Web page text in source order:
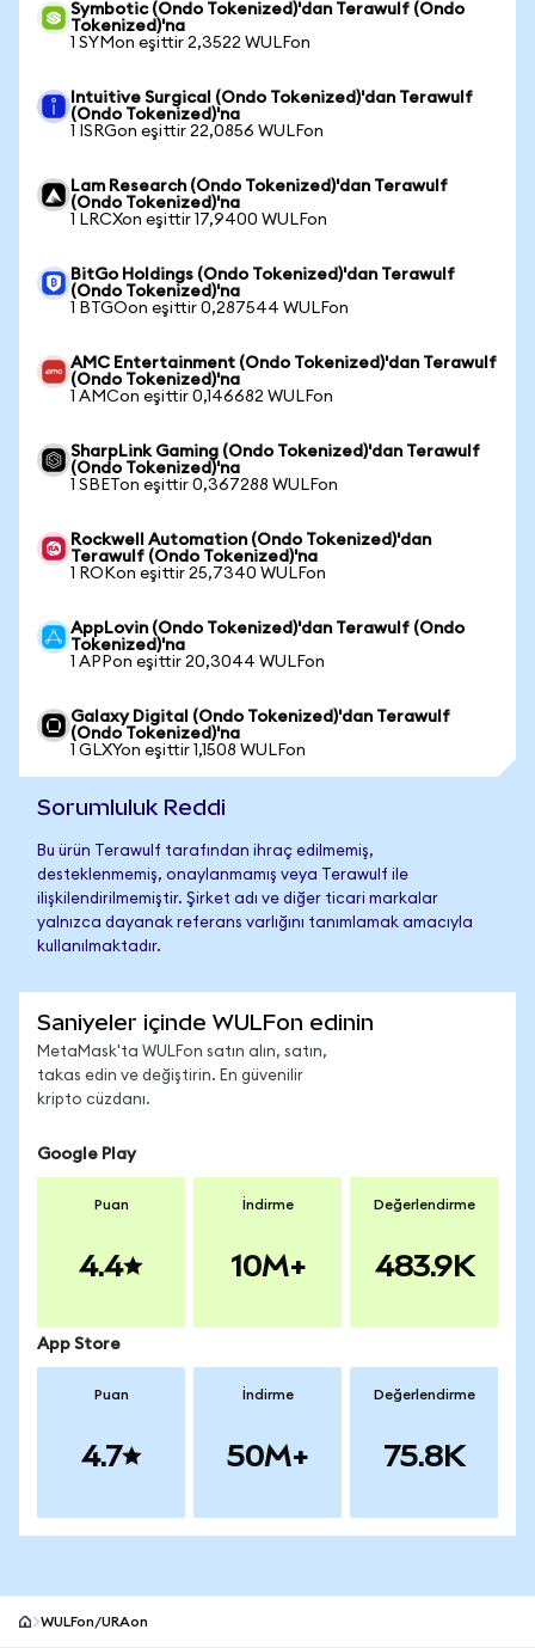
Symbotic (Ondo Tokenized)'dan Terawulf (Ondo
Tokenized)'na
1 SYMon eşittir 2,3522 WULFon
Intuitive Surgical (Ondo Tokenized)'dan Terawulf
(Ondo Tokenized)'na
1 ISRGon eşittir 22,0856 WULFon
Lam Research (Ondo Tokenized)'dan Terawulf
(Ondo Tokenized)'na
1 LRCXon eşittir 17,9400 WULFon
BitGo Holdings (Ondo Tokenized)'dan Terawulf
(Ondo Tokenized)'na
1 BTGOon eşittir 0,287544 WULFon
AMC Entertainment (Ondo Tokenized)'dan Terawulf
(Ondo Tokenized)'na
1 AMCon eşittir 0,146682 WULFon
SharpLink Gaming (Ondo Tokenized)'dan Terawulf
(Ondo Tokenized)'na
1 SBETon eşittir 0,367288 WULFon
Rockwell Automation (Ondo Tokenized)'dan
Terawulf (Ondo Tokenized)'na
1 ROKon eşittir 25,7340 WULFon
AppLovin (Ondo Tokenized)'dan Terawulf (Ondo
Tokenized)'na
1 APPon eşittir 20,3044 WULFon
Galaxy Digital (Ondo Tokenized)'dan Terawulf
(Ondo Tokenized)'na
1 GLXYon eşittir 1,1508 WULFon
Sorumluluk Reddi
Bu ürün Terawulf tarafından ihraç edilmemiş,
desteklenmemiş, onaylanmamış veya Terawulf ile
ilişkilendirilmemiştir. Şirket adı ve diğer ticari markalar
yalnızca dayanak referans varlığını tanımlamak amacıyla
kullanılmaktadır.
Saniyeler içinde WULFon edinin
MetaMask'ta WULFon satın alın, satın,
takas edin ve değiştirin. En güvenilir
kripto cüzdanı.
Google Play
Puan
4.4
İndirme
10M+
Değerlendirme
483.9K
App Store
Puan
4.7
İndirme
50M+
Değerlendirme
75.8K
WULFon/URAon